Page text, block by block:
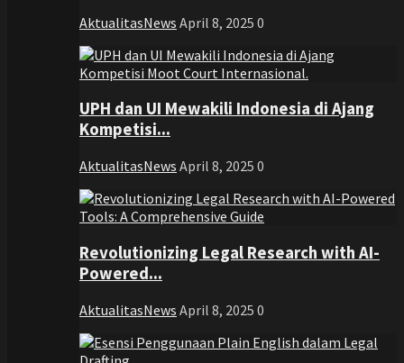
AktualitasNews April 8, 2025 0
UPH dan UI Mewakili Indonesia di Ajang
Kompetisi...
AktualitasNews April 8, 2025 0
Revolutionizing Legal Research with AI-
Powered...
AktualitasNews April 8, 2025 0